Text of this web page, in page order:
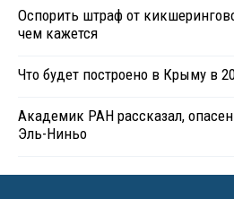
Оспорить штраф от
чем кажется
Что будет построено в Крыму в
Академик РАН рассказал,
Эль-Ниньо